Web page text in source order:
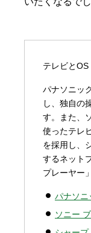
テレビとOS
パナソニッ
し、独自の
す。また、
使ったテレ
を採用し、
するネット
プレーヤー
パナソニ
ソニー